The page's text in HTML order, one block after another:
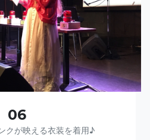
06
クが映える衣装を着用♪